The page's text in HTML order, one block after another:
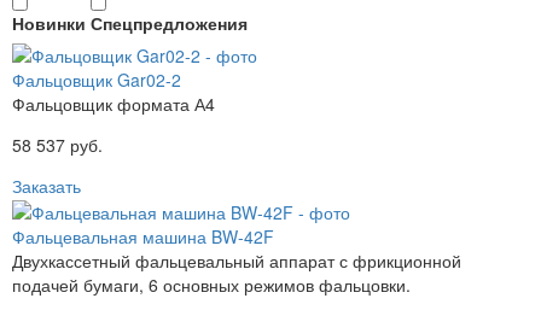
Новинки Спецпредложения
Фальцовщик Gar02-2
Фальцовщик формата А4
58 537 руб.
Заказать
Фальцевальная машина BW-42F
Двухкассетный фальцевальный аппарат с фрикционной
подачей бумаги, 6 основных режимов фальцовки.